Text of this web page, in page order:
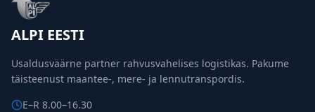
ALPI EESTI
Usaldusväärne partner rahvusvahelises logistikas. Pakume
täisteenust maantee-, mere- ja lennutranspordis.
E–R 8.00–16.30